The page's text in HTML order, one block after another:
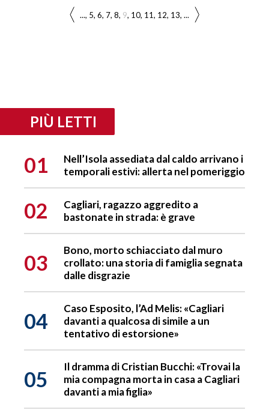
... 5 6 7 8 9 10 11 12 13 ...
PIÙ LETTI
01
Nell’Isola assediata dal caldo arrivano i
temporali estivi: allerta nel pomeriggio
02
Cagliari, ragazzo aggredito a
bastonate in strada: è grave
03
Bono, morto schiacciato dal muro
crollato: una storia di famiglia segnata
dalle disgrazie
04
Caso Esposito, l’Ad Melis: «Cagliari
davanti a qualcosa di simile a un
tentativo di estorsione»
05
Il dramma di Cristian Bucchi: «Trovai la
mia compagna morta in casa a Cagliari
davanti a mia figlia»